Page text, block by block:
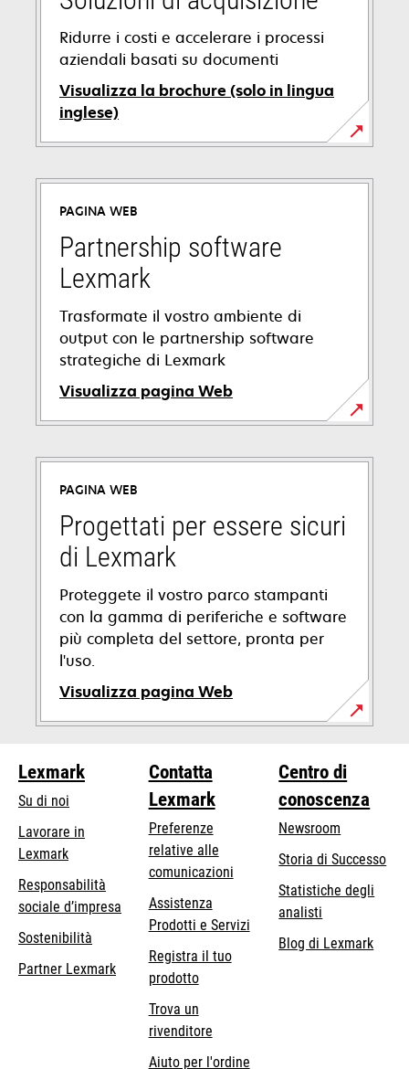
Ridurre i costi e accelerare i processi
aziendali basati su documenti
Visualizza la brochure (solo in lingua
inglese)
si
apre
una
nuova
scheda
PAGINA WEB
Partnership software
Lexmark
Trasformate il vostro ambiente di
output con le partnership software
strategiche di Lexmark
Visualizza pagina Web
PAGINA WEB
Progettati per essere sicuri
di Lexmark
Proteggete il vostro parco stampanti
con la gamma di periferiche e software
più completa del settore, pronta per
l'uso.
Visualizza pagina Web
Lexmark
Su di noi
Lavorare in
Lexmark
Responsabilità
sociale d’impresa
scheda
Sostenibilità
Partner Lexmark
Contatta
Lexmark
Preferenze
relative alle
comunicazioni
Assistenza
Prodotti e Servizi
Registra il tuo
prodotto
Trova un
rivenditore
Aiuto per l'ordine
Centro di
conoscenza
Newsroom
Storia di Successo
Statistiche degli
analisti
Blog di Lexmark